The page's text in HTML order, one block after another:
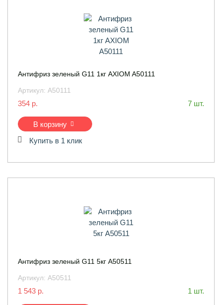
Антифриз зеленый G11 1кг AXIOM A50111
Артикул: A50111
354 р. 7 шт.
В корзину
Купить в 1 клик
Антифриз зеленый G11 5кг A50511
Артикул: A50511
1 543 р. 1 шт.